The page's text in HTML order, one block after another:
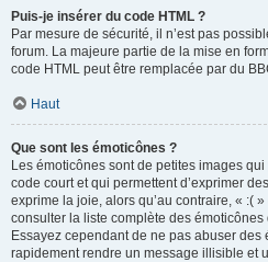
Puis-je insérer du code HTML ?
Par mesure de sécurité, il n’est pas
forum. La majeure partie de la mise en
code HTML peut être remplacée par du
Haut
Que sont les émoticônes ?
Les émoticônes sont de petites images
code court et qui permettent d’exprimer
exprime la joie, alors qu’au contraire, « :(
consulter la liste complète des
Essayez cependant de ne pas abuser
rapidement rendre un message illisible et